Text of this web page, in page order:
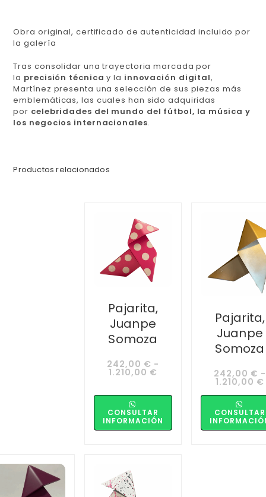
Obra original, certificado de autenticidad incluido por
la galería
Tras consolidar una trayectoria marcada por
la precisión técnica y la innovación digital,
Martínez presenta una selección de sus piezas más
emblemáticas, las cuales han sido adquiridas
por celebridades del mundo del fútbol, la música y
los negocios internacionales.
Productos relacionados
Pajarita,
Juanpe
Somoza
242,00 € -
1.210,00 €
CONSULTAR
INFORMACIÓN
Pajarita,
Juanpe
Somoza
242,00 € -
1.210,00 €
CONSULTAR